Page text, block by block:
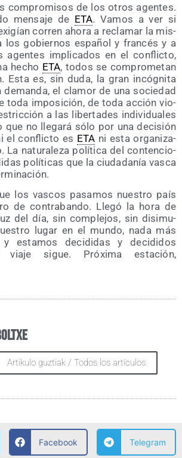
com­pro­mi­sos de los otros agen­tes.
men­sa­je de ETA. Vamos a ver si
corren aho­ra a recla­mar la mis­
los gobier­nos espa­ñol y fran­cés y a
agen­tes impli­ca­dos en el con­flic­to,
hecho ETA, todos se com­pro­me­tan
Esta es, sin duda, la gran incóg­ni­ta
deman­da, el cla­mor de una socie­dad
toda impo­si­ción, de toda acción vio­
a las liber­ta­des indi­vi­dua­les
que no lle­ga­rá sólo por una deci­sión
el con­flic­to es ETA ni esta orga­ni­za­
La natu­ra­le­za polí­ti­ca del con­ten­cio­
polí­ti­cas que la ciu­da­da­nía vas­ca
los vas­cos pasa­mos nues­tro país
de con­tra­ban­do. Lle­gó la hora de
del día, sin com­ple­jos, sin disi­mu­
lugar en el mun­do, nada más
esta­mos deci­di­das y deci­di­dos
sigue. Pró­xi­ma esta­ción,
Artikulo guztiak / Todos los artículos
Facebook Telegram